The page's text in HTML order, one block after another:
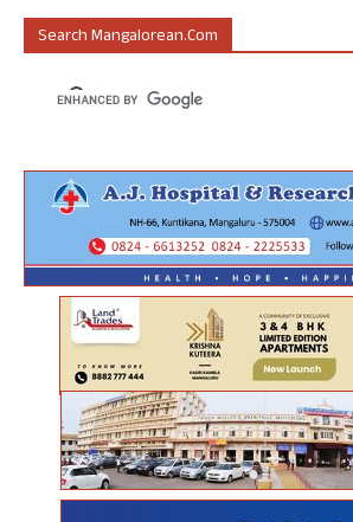
Search Mangalorean.com